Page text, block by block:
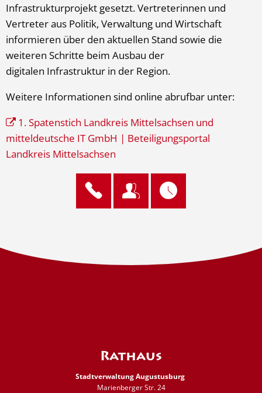
Infrastrukturprojekt gesetzt. Vertreterinnen und
Vertreter aus Politik, Verwaltung und Wirtschaft
informieren über den aktuellen Stand sowie die
weiteren Schritte beim Ausbau der
digitalen Infrastruktur in der Region.
Weitere Informationen sind online abrufbar unter:
1. Spatenstich Landkreis Mittelsachsen und
mitteldeutsche IT GmbH | Beteiligungsportal
Landkreis Mittelsachsen
Rathaus
Stadtverwaltung Augustusburg
Marienberger Str. 24